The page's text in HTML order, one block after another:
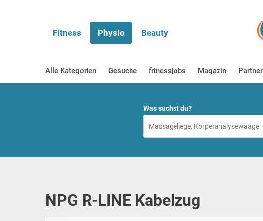
Fitness Physio Beauty
Alle Kategorien Gesuche fitnessjobs Magazin Partner
Was suchst du?
NPG R-LINE Kabelzug